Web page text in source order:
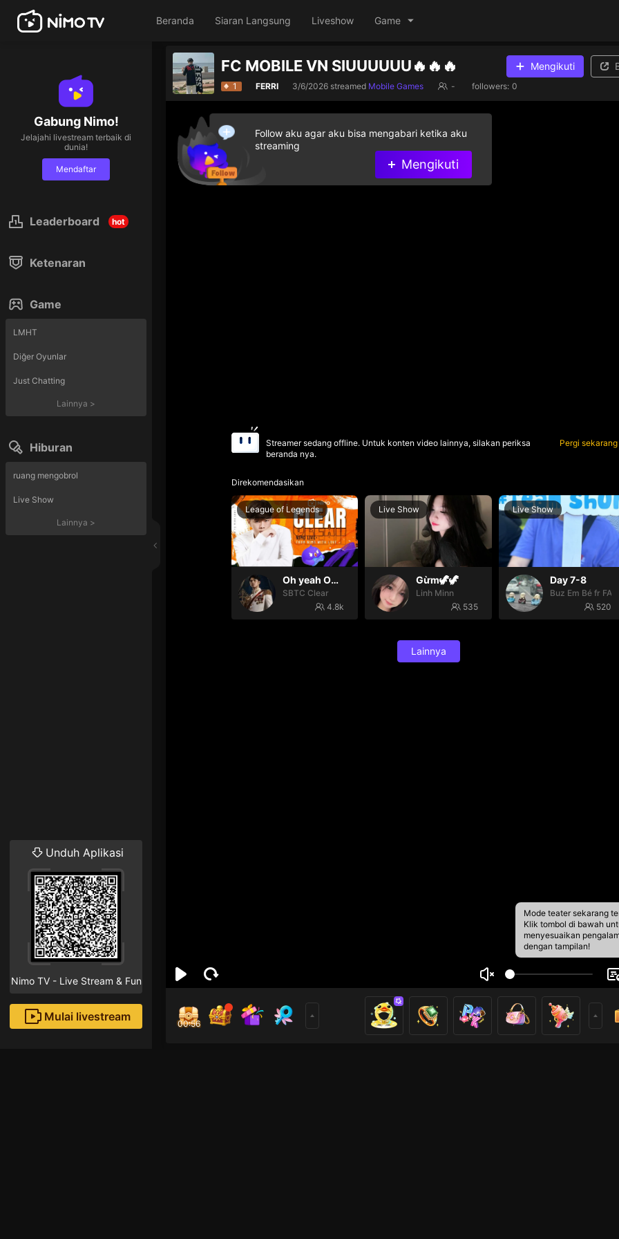
Beranda Siaran Langsung Liveshow Game
Gabung Nimo!
Jelajahi livestream terbaik di
dunia!
Mendaftar
Leaderboard hot
Ketenaran
Game
LMHT
Diğer Oyunlar
Just Chatting
Lainnya >
Hiburan
ruang mengobrol
Live Show
Lainnya >
Unduh Aplikasi
Nimo TV - Live Stream & Fun
Mulai livestream
FC MOBILE VN SIUUUUUU🔥🔥🔥 Mengikuti
1 FERRI 3/6/2026 streamed Mobile Games - followers: 0
Mode teater sekarang
Klik tombol di bawah
menyesuaikan
dengan tampilan!
Streamer sedang offline. Untuk konten video lainnya, silakan periksa
beranda nya.
Pergi sekarang
Direkomendasikan
League of Legends
Oh yeah Oh yeah
SBTC Clear
4.8k
Live Show
Gừm🦖🦖
Linh Minn
535
Live Show
Day 7-8
Buz Em Bé fr
520
Lainnya
00:55
Follow aku agar aku bisa mengabari ketika aku
streaming
Mengikuti